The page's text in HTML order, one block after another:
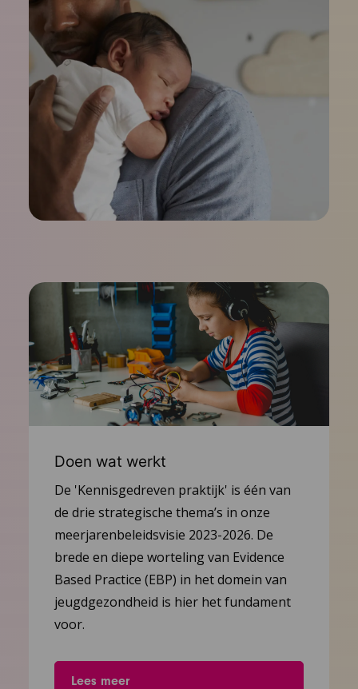
Doen wat werkt
De 'Kennisgedreven praktijk' is één van
de drie strategische thema’s in onze
meerjarenbeleidsvisie 2023-2026. De
brede en diepe worteling van Evidence
Based Practice (EBP) in het domein van
jeugdgezondheid is hier het fundament
voor.
Lees meer